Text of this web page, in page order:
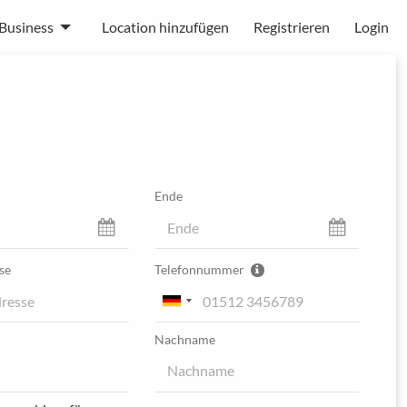
Business Location hinzufügen Registrieren Login
Ende
Telefonnummer
Nachname